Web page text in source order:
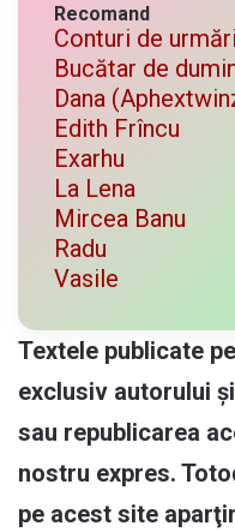
Recomand
Conturi de
Bucătar de
Dana
Edith Frîncu
Exarhu
La Lena
Mircea Banu
Radu
Vasile
Textele publicate
exclusiv autorului
sau republicarea
nostru expres.
pe acest site